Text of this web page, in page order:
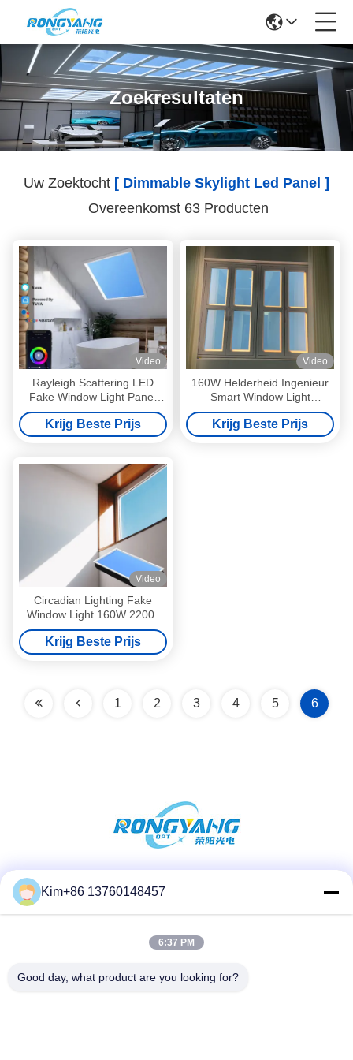
Zoekresultaten
Uw Zoektocht [ Dimmable Skylight Led Panel ]
Overeenkomst 63 Producten
Video
Rayleigh Scattering LED
Fake Window Light Panel
8000 Lumen Dimmable
Krijg Beste Prijs
Video
160W Helderheid Ingenieur
Smart Window Light
Dimmable, flikker-free,
daglicht simulatie voor
ramenloze interieurs
Krijg Beste Prijs
Video
Circadian Lighting Fake
Window Light 160W 2200-
7800K simuleert
verschillende kleuren van de
dag
Krijg Beste Prijs
1 2 3 4 5 6
Sociale media
Kim+86 13760148457
6:37 PM
Good day, what product are you looking for?